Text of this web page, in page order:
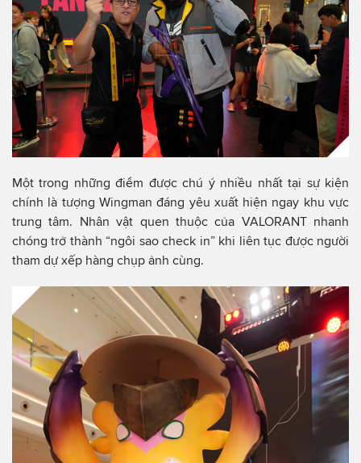
Một trong những điểm được chú ý nhiều nhất tại sự kiện
chính là tượng Wingman đáng yêu xuất hiện ngay khu vực
trung tâm. Nhân vật quen thuộc của VALORANT nhanh
chóng trở thành “ngôi sao check in” khi liên tục được người
tham dự xếp hàng chụp ảnh cùng.